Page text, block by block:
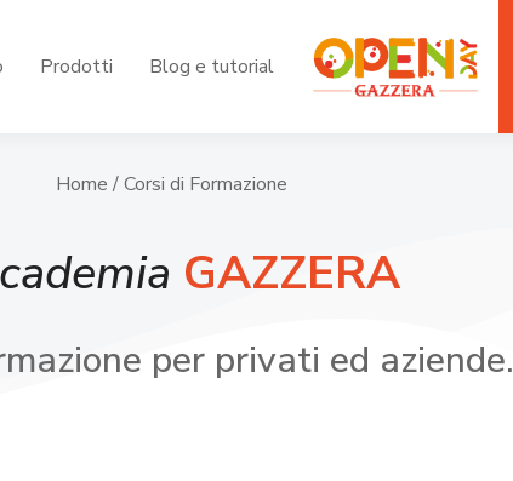
Prodotti Blog e tutorial
Home / Corsi di Formazione
GAZZERA
per privati ed aziende.